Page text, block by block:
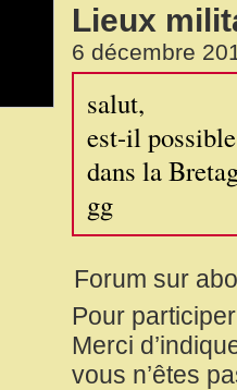
Lieux
6 décembre
salut,
est-il
dans la
gg
Forum sur
Pour
Merci
vous n’êtes